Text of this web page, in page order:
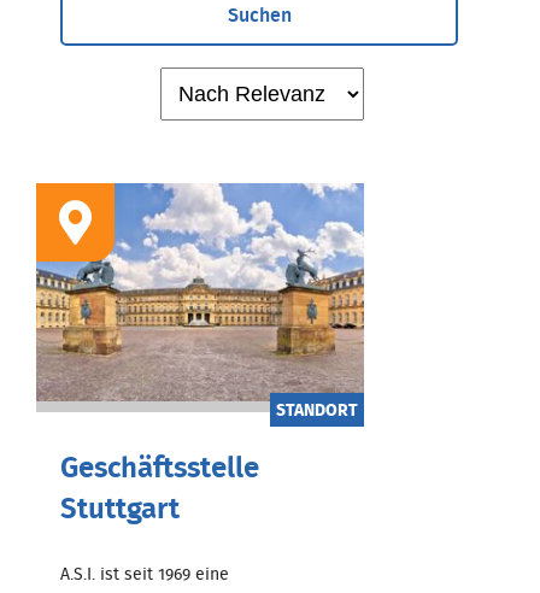
Suchen
STANDORT
Geschäftsstelle
Stuttgart
A.S.I. ist seit 1969 eine